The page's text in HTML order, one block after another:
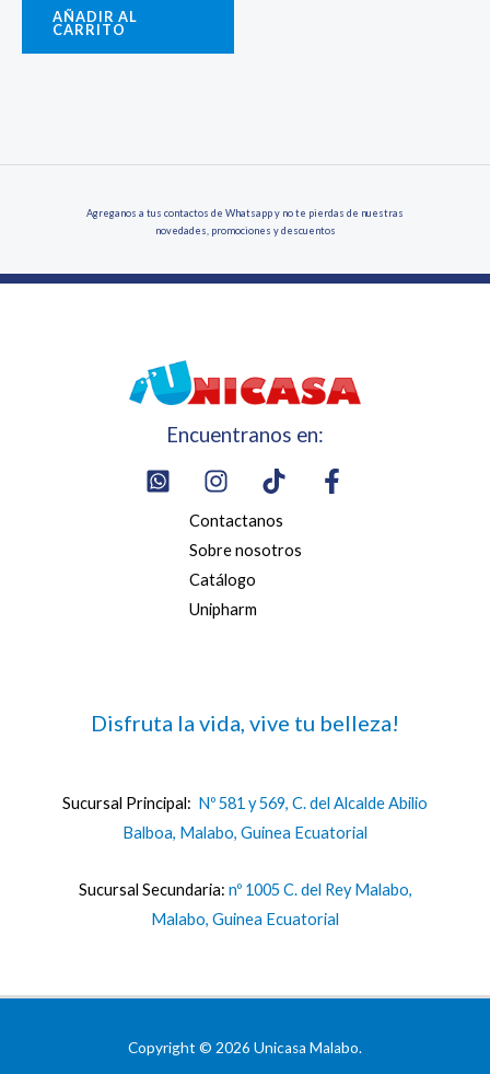
AÑADIR AL
CARRITO
Agreganos a tus contactos de Whatsapp y no te pierdas de nuestras
novedades, promociones y descuentos
Encuentranos en:
Contactanos
Sobre nosotros
Catálogo
Unipharm
Disfruta la vida, vive tu belleza!
Sucursal Principal: Nº 581 y 569, C. del Alcalde Abilio
Balboa, Malabo, Guinea Ecuatorial
Sucursal Secundaria: nº 1005 C. del Rey Malabo,
Malabo, Guinea Ecuatorial
Copyright © 2026 Unicasa Malabo.